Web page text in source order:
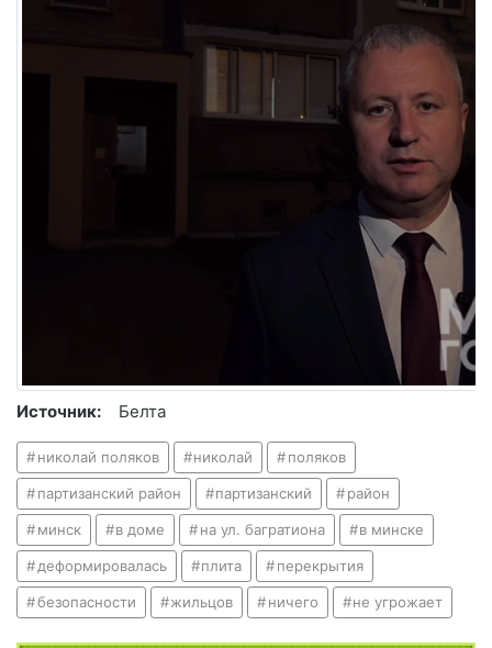
Источник: Белта
николай поляков николай поляков
партизанский район партизанский район
минск в доме на ул. багратиона в минске
деформировалась плита перекрытия
безопасности жильцов ничего не угрожает